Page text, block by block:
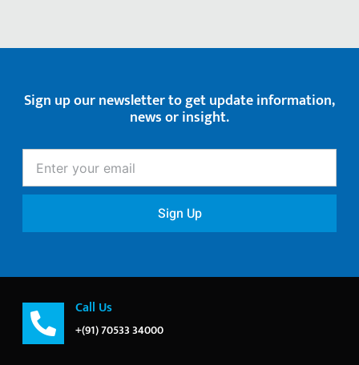
Sign up our newsletter to get update information,
news or insight.
your
email
Sign Up
Call Us
+(91) 70533 34000